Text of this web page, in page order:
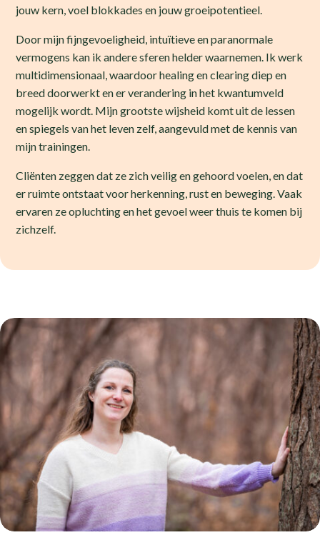
jouw kern, voel blokkades en jouw groeipotentieel.
Door mijn fijngevoeligheid, intuïtieve en paranormale
vermogens kan ik andere sferen helder waarnemen. Ik werk
multidimensionaal, waardoor healing en clearing diep en
breed doorwerkt en er verandering in het kwantumveld
mogelijk wordt. Mijn grootste wijsheid komt uit de lessen
en spiegels van het leven zelf, aangevuld met de kennis van
mijn trainingen.
Cliënten zeggen dat ze zich veilig en gehoord voelen, en dat
er ruimte ontstaat voor herkenning, rust en beweging. Vaak
ervaren ze opluchting en het gevoel weer thuis te komen bij
zichzelf.